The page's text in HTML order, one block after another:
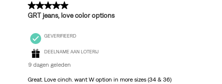
5 van 5 sterren.
GRT jeans, love color options
GEVERIFIEERD
DEELNAME AAN LOTERIJ
9 dagen geleden
Great. Love cinch. want W option in more sizes (34 & 36)